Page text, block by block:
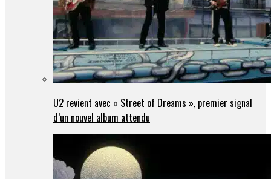
U2 revient avec « Street of Dreams », premier signal
d’un nouvel album attendu